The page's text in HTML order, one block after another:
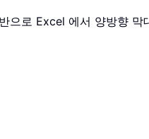
으로 Excel 에서 양방향 막